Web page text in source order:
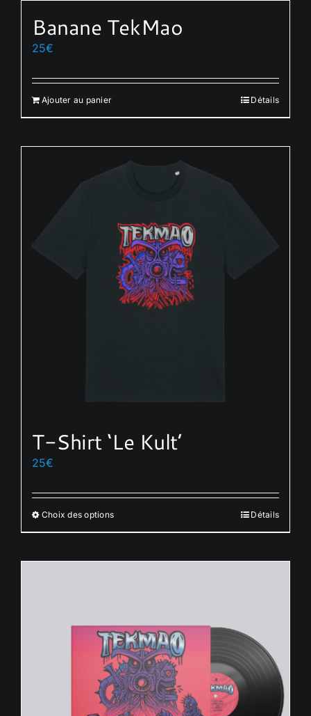
Banane TekMao
25€
Ajouter au panier Détails
T-Shirt ‘Le Kult’
25€
Choix des optionsCe
produit
options
peuvent
être
choisies
sur
Détails